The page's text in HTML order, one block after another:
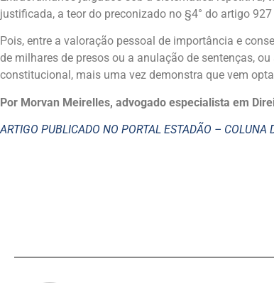
justificada, a teor do preconizado no §4° do artigo
Pois, entre a valoração pessoal de importância e
de milhares de presos ou a anulação de sentenças,
constitucional, mais uma vez demonstra que vem
Por Morvan Meirelles, advogado especialista em
ARTIGO PUBLICADO NO PORTAL ESTADÃO – COLUNA